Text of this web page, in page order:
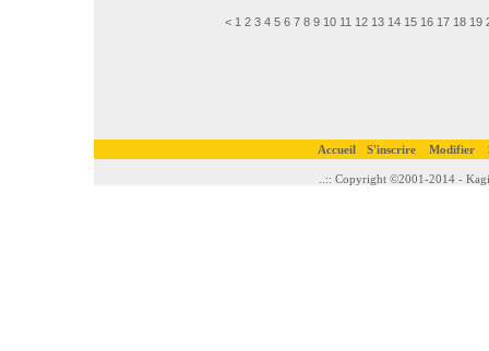
< 1 2 3 4 5 6 7 8 9 10 11 12 13 14 15 16 17 18 19
Accueil S'inscrire Modifier
..:: Copyright ©2001-2014 -